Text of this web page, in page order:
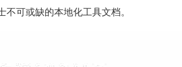
可或缺的本地化工具文档。